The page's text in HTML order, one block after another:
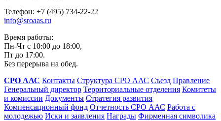
Телефон: +7 (495) 734-22-22
info@sroaas.ru
Время работы:
Пн-Чт с 10:00 до 18:00,
Пт до 17:00.
Без перерыва на обед.
СРО ААС Контакты Структура СРО ААС Съезд Правление
Генеральный директор Территориальные отделения Комитеты
и комиссии Документы Стратегия развития
Компенсационный фонд Отчетность СРО ААС Работа с
молодежью Иски и заявления Награды Фирменная символика